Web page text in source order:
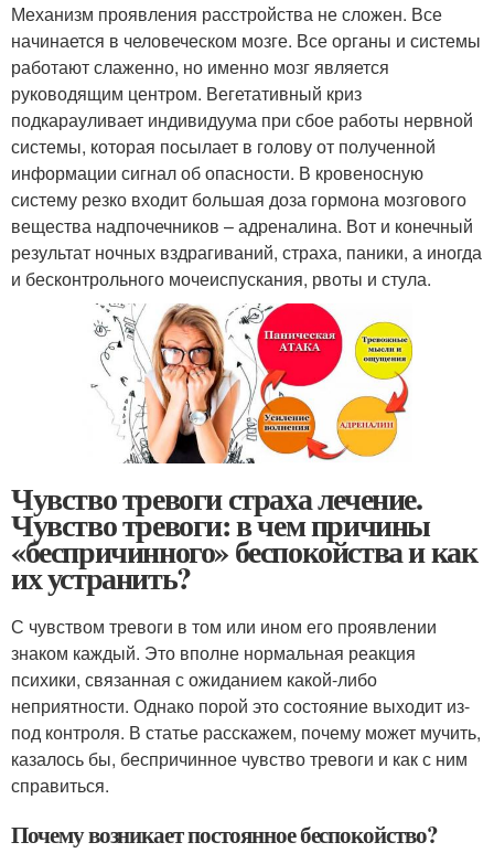
Механизм проявления расстройства не сложен. Все
начинается в человеческом мозге. Все органы и системы
работают слаженно, но именно мозг является
руководящим центром. Вегетативный криз
подкарауливает индивидуума при сбое работы нервной
системы, которая посылает в голову от полученной
информации сигнал об опасности. В кровеносную
систему резко входит большая доза гормона мозгового
вещества надпочечников – адреналина. Вот и конечный
результат ночных вздрагиваний, страха, паники, а иногда
и бесконтрольного мочеиспускания, рвоты и стула.
Чувство тревоги страха лечение.
Чувство тревоги: в чем причины
«беспричинного» беспокойства и как
их устранить?
С чувством тревоги в том или ином его проявлении
знаком каждый. Это вполне нормальная реакция
психики, связанная с ожиданием какой-либо
неприятности. Однако порой это состояние выходит из-
под контроля. В статье расскажем, почему может мучить,
казалось бы, беспричинное чувство тревоги и как с ним
справиться.
Почему возникает постоянное беспокойство?